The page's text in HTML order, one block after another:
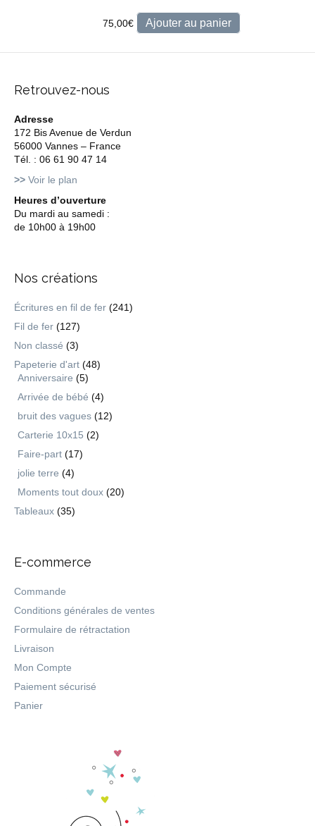
75,00€ Ajouter au panier
Retrouvez-nous
Adresse
172 Bis Avenue de Verdun
56000 Vannes – France
Tél. : 06 61 90 47 14
>> Voir le plan
Heures d’ouverture
Du mardi au samedi :
de 10h00 à 19h00
Nos créations
Écritures en fil de fer (241)
Fil de fer (127)
Non classé (3)
Papeterie d'art (48)
Anniversaire (5)
Arrivée de bébé (4)
bruit des vagues (12)
Carterie 10x15 (2)
Faire-part (17)
jolie terre (4)
Moments tout doux (20)
Tableaux (35)
E-commerce
Commande
Conditions générales de ventes
Formulaire de rétractation
Livraison
Mon Compte
Paiement sécurisé
Panier